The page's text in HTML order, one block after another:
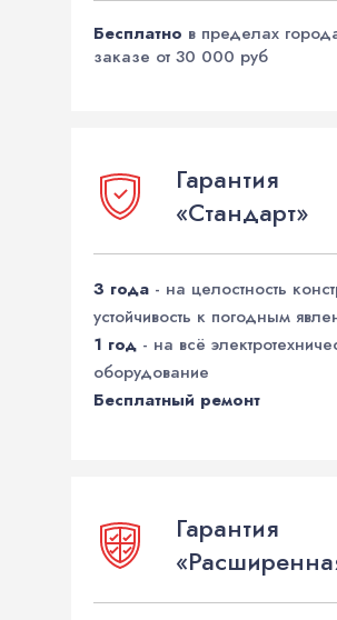
Бесплатно в пределах
заказе от 30 000 руб
Гарантия
«Стандарт»
3 года - на целостность
устойчивость к погодным
1 год - на всё
оборудование
Бесплатный ремонт
Гарантия